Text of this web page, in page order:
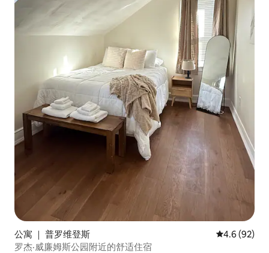
公寓 ｜ 普罗维登斯 平均评分
4.6 (92)
罗杰·威廉姆斯公园附近的舒适住宿